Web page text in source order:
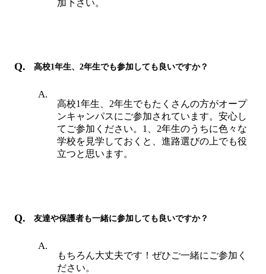
加下さい。
高校1年生、2年生でも参加しても良いですか？
高校1年生、2年生でもたくさんの方がオープ
ンキャンパスにご参加されています。安心し
てご参加ください。1、2年生のうちに色々な
学校を見学しておくと、進路選びの上でも役
立つと思います。
友達や保護者も一緒に参加しても良いですか？
もちろん大丈夫です！ぜひご一緒にご参加く
ださい。